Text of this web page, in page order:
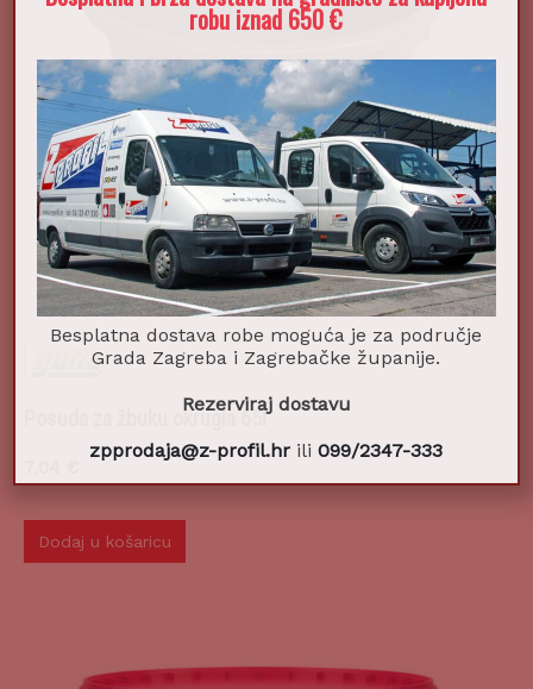
Posuda za žbuku okrugla 65l
Dodaj u košaricu
robu iznad 650 €
Besplatna dostava robe moguća je za područje
Grada Zagreba i Zagrebačke županije.
Rezerviraj dostavu
zpprodaja@z-profil.hr ili099/2347-333